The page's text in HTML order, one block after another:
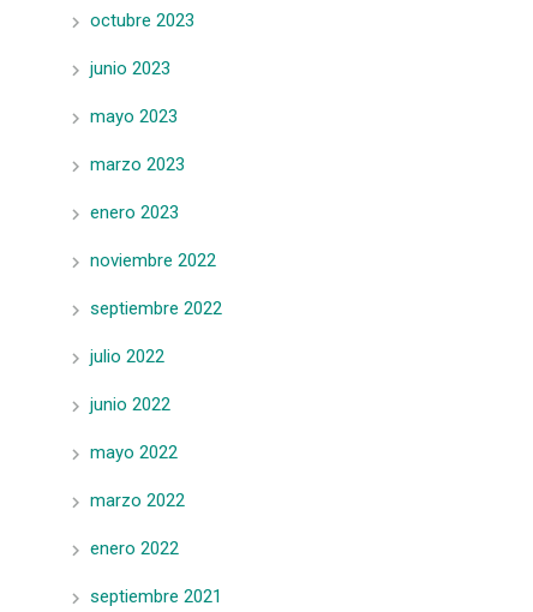
octubre 2023
junio 2023
mayo 2023
marzo 2023
enero 2023
noviembre 2022
septiembre 2022
julio 2022
junio 2022
mayo 2022
marzo 2022
enero 2022
septiembre 2021